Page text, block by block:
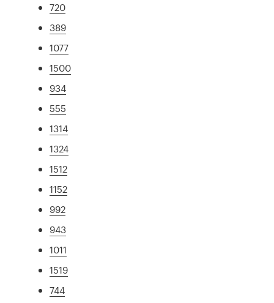
720
389
1077
1500
934
555
1314
1324
1512
1152
992
943
1011
1519
744